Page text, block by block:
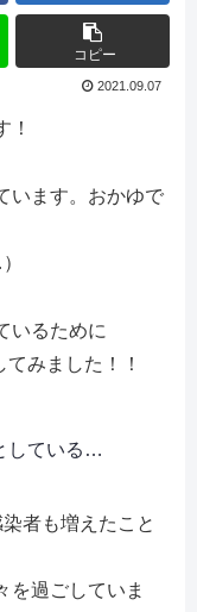
コピー
2021.09.07
！
います。おかゆで
いるために
みました！！
している…
者も増えたこと
を過ごしていま